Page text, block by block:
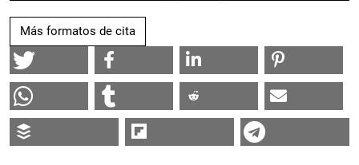
Más formatos de cita